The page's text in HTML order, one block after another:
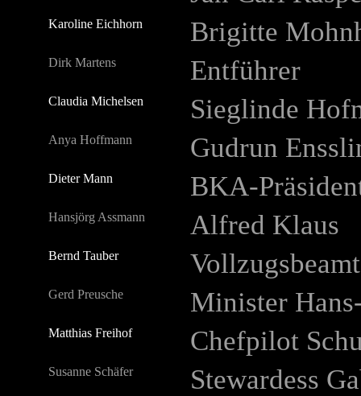
Karoline Eichhorn Brigitte
Dirk Martens Entführer
Claudia Michelsen Sieglinde
Anya Hoffmann Gudrun
Dieter Mann BKA-
Hansjörg Assmann Alfred Klaus
Bernd Tauber
Gerd Preusche Minister
Matthias Freihof Chefpilot
Susanne Schäfer Stewardess